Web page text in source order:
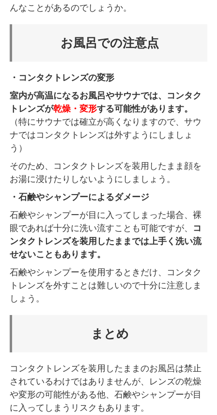
んなことがあるのでしょうか。
お風呂での注意点
・コンタクトレンズの変形
室内が高温になるお風呂やサウナでは、コンタク
トレンズが乾燥・変形する可能性があります。
（特にサウナでは確立が高くなりますので、サウ
ナではコンタクトレンズは外すようにしましょ
う）
そのため、コンタクトレンズを装用したまま顔を
お湯に浸けたりしないようにしましょう。
・石鹸やシャンプーによるダメージ
石鹸やシャンプーが目に入ってしまった場合、裸
眼であれば十分に洗い流すことも可能ですが、 コ
ンタクトレンズを装用したままでは上手く洗い流
せないこともあります。
石鹸やシャンプーを使用するときだけ、コンタク
トレンズを外すことは難しいので十分に注意しま
しょう。
まとめ
コンタクトレンズを装用したままのお風呂は禁止
されているわけではありませんが、レンズの乾燥
や変形の可能性がある他、石鹸やシャンプーが目
に入ってしまうリスクもあります。